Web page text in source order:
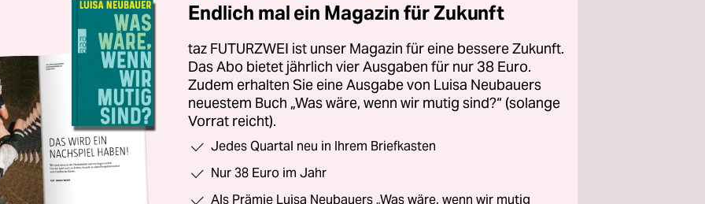
Endlich mal ein Magazin für Zukunft
taz FUTURZWEI ist unser Magazin für eine bessere Zukunft.
Das Abo bietet jährlich vier Ausgaben für nur 38 Euro.
Zudem erhalten Sie eine Ausgabe von Luisa Neubauers
neuestem Buch „Was wäre, wenn wir mutig sind?“ (solange
Vorrat reicht).
Jedes Quartal neu in Ihrem Briefkasten
Nur 38 Euro im Jahr
Als Prämie Luisa Neubauers „Was wäre, wenn wir mutig